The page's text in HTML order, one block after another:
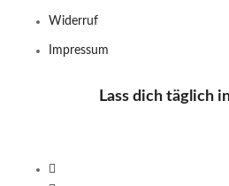
Widerruf
Impressum
Lass dich täglich